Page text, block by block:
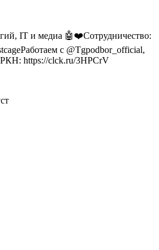
IT и медиа 🤖❤️Сотрудничество:
с @Tgpodbor_official,
https://clck.ru/3HPCrV